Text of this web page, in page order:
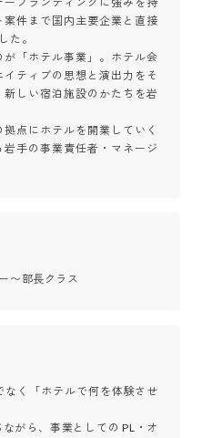
件まで国内主要企業と直接
た。
「ホテル事業」。ホテル会
ティブの思想と演出力をそ
しい宿泊施設のかたちを岩
点にホテルを開業していく
手の事業責任者・マネージ
〜部長クラス
なく「ホテルで何を体験させ
がら、事業としての PL・オ